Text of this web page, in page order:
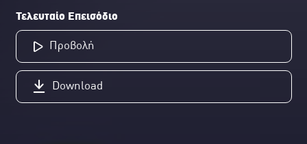
Τελευταίο Επεισόδιο
Προβολή
Download